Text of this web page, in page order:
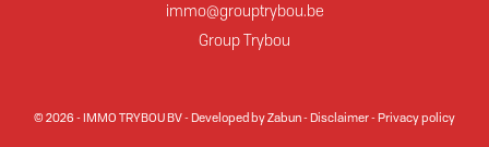
immo@grouptrybou.be
Group Trybou
© 2026 - IMMO TRYBOU BV -Developed by Zabun-Disclaimer-Privacy policy